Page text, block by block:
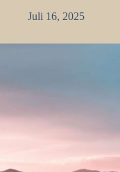
Juli 16, 2025